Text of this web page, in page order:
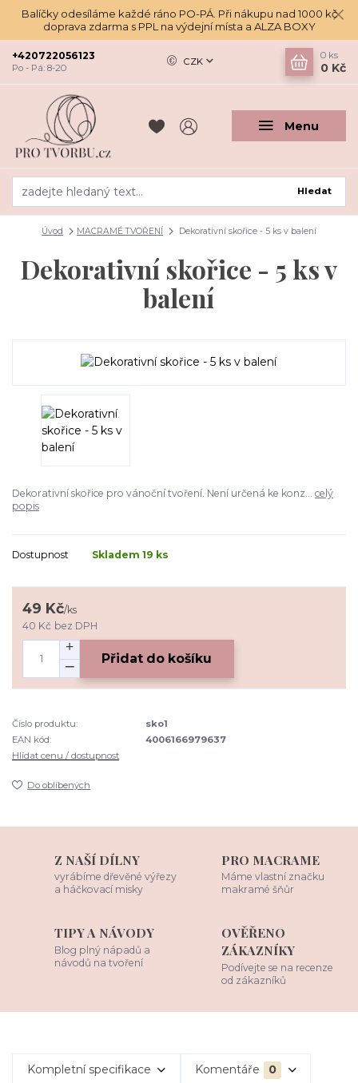
Balíčky odesíláme každé ráno PO-PÁ. Při nákupu nad 1000 kč
doprava zdarma s PPL na výdejní místa a ALZA BOXY
Menu
CZK
Hledat
+420722056123
Po - Pá: 8-20
0 ks
0 Kč
Úvod MACRAMÉ TVOŘENÍ Dekorativní skořice - 5 ks v balení
Dekorativní skořice - 5 ks v
balení
Dekorativní skořice pro vánoční tvoření. Není určená ke konz... celý
popis
Dostupnost Skladem 19 ks
49 Kč/ks
40 Kč bez DPH
Přidat do košíku
Číslo produktu:
sko1
EAN kód:
4006166979637
Hlídat cenu / dostupnost
Do oblíbených
Z NAŠÍ DÍLNY
vyrábíme dřevěné výřezy
a háčkovací misky
PRO MACRAME
Máme vlastní značku
makramé šňůr
TIPY A NÁVODY
Blog plný nápadů a
návodů na tvoření
OVĚŘENO
ZÁKAZNÍKY
Podívejte se na recenze
od zákazníků
Kompletní specifikace Komentáře 0